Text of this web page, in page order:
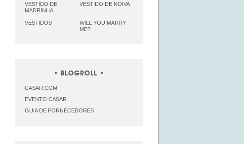
VESTIDO DE
MADRINHA
VESTIDO DE NOIVA
VESTIDOS
WILL YOU MARRY
ME?
BLOGROLL
CASAR.COM
EVENTO CASAR
GUIA DE FORNECEDORES